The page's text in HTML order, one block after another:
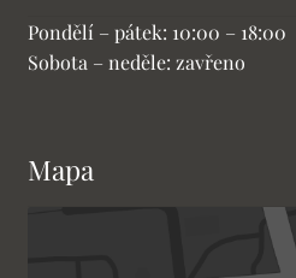
Pondělí – pátek: 10:00 – 18:00
Sobota – neděle: zavřeno
Mapa